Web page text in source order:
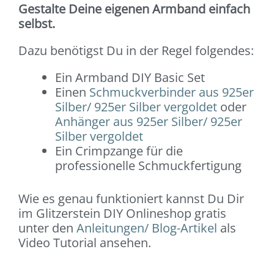
Gestalte Deine eigenen Armband einfach
selbst.
Dazu benötigst Du in der Regel folgendes:
Ein Armband DIY Basic Set
Einen Schmuckverbinder aus 925er
Silber/ 925er Silber vergoldet oder
Anhänger aus 925er Silber/ 925er
Silber vergoldet
Ein Crimpzange für die
professionelle Schmuckfertigung
Wie es genau funktioniert kannst Du Dir
im Glitzerstein DIY Onlineshop gratis
unter den Anleitungen/ Blog-Artikel als
Video Tutorial ansehen.